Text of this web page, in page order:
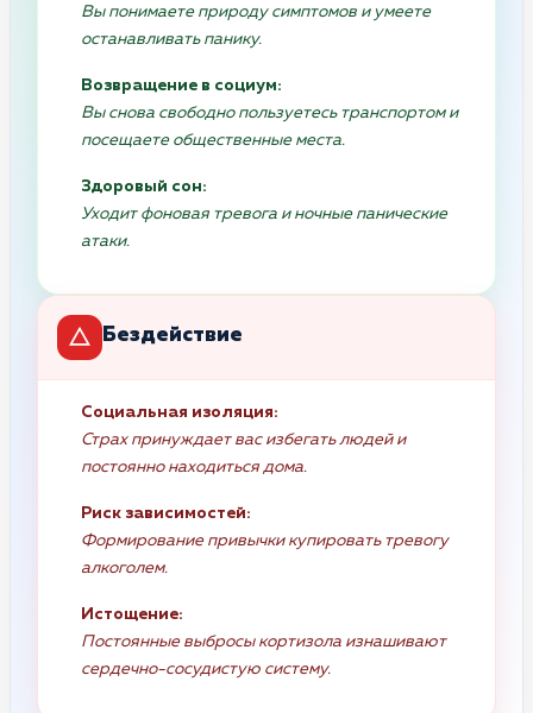
Вы понимаете природу симптомов и умеете
останавливать панику.
Возвращение в социум:
Вы снова свободно пользуетесь транспортом и
посещаете общественные места.
Здоровый сон:
Уходит фоновая тревога и ночные панические
атаки.
Бездействие
Социальная изоляция:
Страх принуждает вас избегать людей и
постоянно находиться дома.
Риск зависимостей:
Формирование привычки купировать тревогу
алкоголем.
Истощение:
Постоянные выбросы кортизола изнашивают
сердечно-сосудистую систему.